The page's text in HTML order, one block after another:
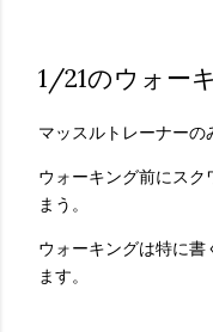
1/21のウォー
マッスルトレーナーの
ウォーキング前にス
まう。
ウォーキングは特に書
ます。